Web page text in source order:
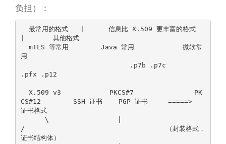
负担）：
|       其他格式
用
.pfx .p12
CS#12        SSH 证书    PGP 证书     =====>
证书格式
/                                   （封装格式，
证书结构体）